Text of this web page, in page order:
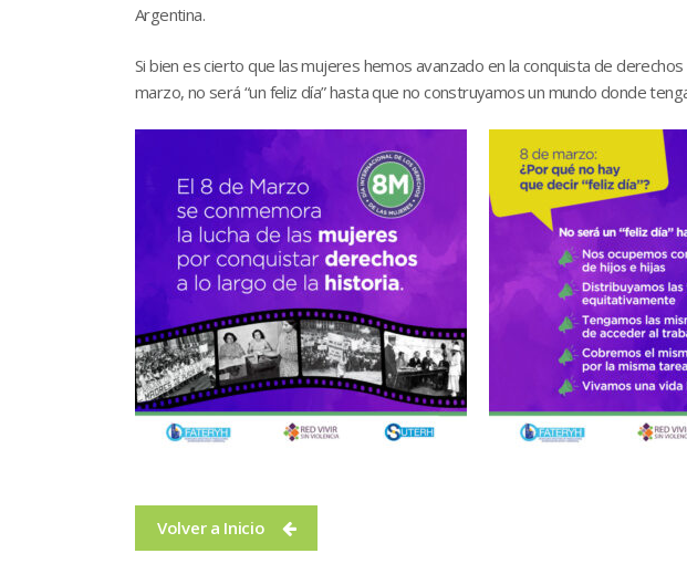
Argentina.
Si bien es cierto que las mujeres hemos avanzado en la conquista de
marzo, no será “un feliz día” hasta que no construyamos un mundo donde
Volver a Inicio